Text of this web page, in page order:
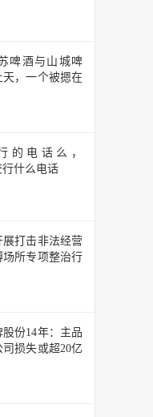
啤酒与山城啤
，一个被摁在
的电话么，
行什么电话
打击非法经营
所专项整治行
份14年：主品
损失或超20亿